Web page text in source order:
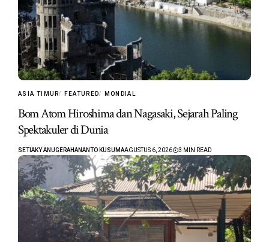
ASIA TIMUR FEATURED MONDIAL
Bom Atom Hiroshima dan Nagasaki, Sejarah Paling
Spektakuler di Dunia
SETIAKY ANUGERAHANANTO KUSUMAAGUSTUS 6, 2026 3 MIN READ